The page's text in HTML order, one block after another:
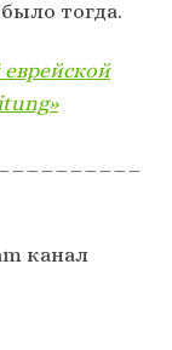
тогда.
канал